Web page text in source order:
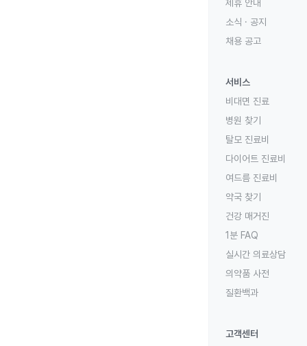
제휴 안내
소식 · 공지
채용 공고
서비스
비대면 진료
병원 찾기
탈모 진료비
다이어트 진료비
여드름 진료비
약국 찾기
건강 매거진
1분 FAQ
실시간 의료상담
의약품 사전
질환백과
고객센터